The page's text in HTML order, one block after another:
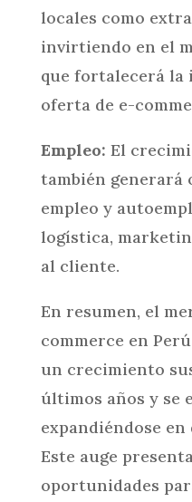
locales como
invirtiendo en el
que fortalecerá
oferta de e-
Empleo: El
también generará
empleo y
logística,
al cliente.
En resumen, el
commerce en
un crecimiento
últimos años y se
expandiéndose
Este auge
oportunidades